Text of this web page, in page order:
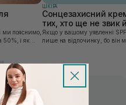
50%, і як
ШКIРА
Сонцезахисний
тих, хто ще не звик
Якщо у вашому уявленні
лише на відпочинку, бо він
3000 UAH